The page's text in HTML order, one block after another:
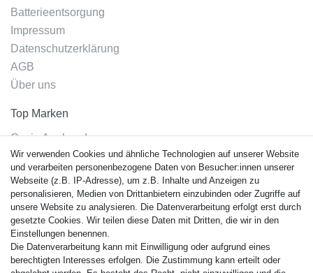
Batterieentsorgung
Impressum
Datenschutzerklärung
AGB
Über uns
Top Marken
Casio Armband
Festina Armband
Citizen Armband
M. Lacroix Armband
J. Lemans Armband
Uhrenarmbänder - Alle
Sicherheit
Wir verwenden Cookies und ähnliche Technologien auf unserer Website
und verarbeiten personenbezogene Daten von Besucher:innen unserer
Webseite (z.B. IP-Adresse), um z.B. Inhalte und Anzeigen zu
personalisieren, Medien von Drittanbietern einzubinden oder Zugriffe auf
unsere Website zu analysieren. Die Datenverarbeitung erfolgt erst durch
gesetzte Cookies. Wir teilen diese Daten mit Dritten, die wir in den
Einstellungen benennen.
Die Datenverarbeitung kann mit Einwilligung oder aufgrund eines
berechtigten Interesses erfolgen. Die Zustimmung kann erteilt oder